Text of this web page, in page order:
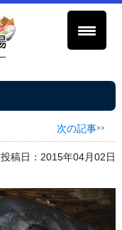
次の記事>>
投稿日：2015年04月02日